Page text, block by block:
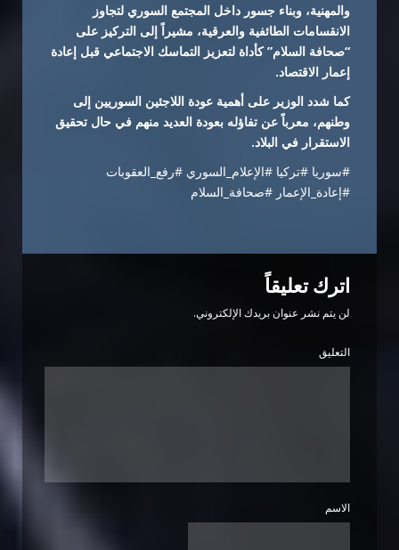
والمهنية، وبناء جسور داخل المجتمع السوري لتجاوز
الانقسامات الطائفية والعرقية، مشيراً إلى التركيز على
“صحافة السلام” كأداة لتعزيز التماسك الاجتماعي قبل إعادة
إعمار الاقتصاد.
كما شدد الوزير على أهمية عودة اللاجئين السوريين إلى
وطنهم، معرباً عن تفاؤله بعودة العديد منهم في حال تحقيق
الاستقرار في البلاد.
#سوريا #تركيا #الإعلام_السوري #رفع_العقوبات
#إعادة_الإعمار #صحافة_السلام
اترك تعليقاً
لن يتم نشر عنوان بريدك الإلكتروني.
التعليق
الاسم